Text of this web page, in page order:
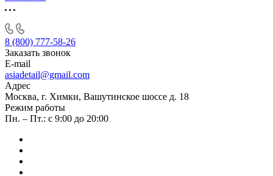
8 (800) 777-58-26
Заказать звонок
E-mail
asiadetail@gmail.com
Адрес
Москва, г. Химки, Вашутинское шоссе д. 18
Режим работы
Пн. – Пт.: с 9:00 до 20:00